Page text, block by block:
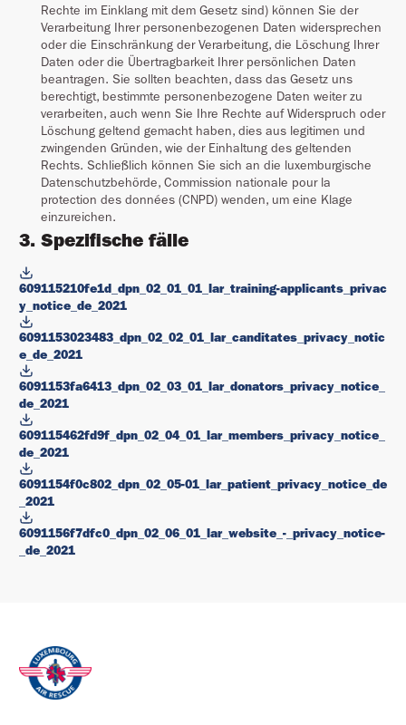
Rechte im Einklang mit dem Gesetz sind) können Sie der
Verarbeitung Ihrer personenbezogenen Daten widersprechen
oder die Einschränkung der Verarbeitung, die Löschung Ihrer
Daten oder die Übertragbarkeit Ihrer persönlichen Daten
beantragen. Sie sollten beachten, dass das Gesetz uns
berechtigt, bestimmte personenbezogene Daten weiter zu
verarbeiten, auch wenn Sie Ihre Rechte auf Widerspruch oder
Löschung geltend gemacht haben, dies aus legitimen und
zwingenden Gründen, wie der Einhaltung des geltenden
Rechts. Schließlich können Sie sich an die luxemburgische
Datenschutzbehörde, Commission nationale pour la
protection des données (CNPD) wenden, um eine Klage
einzureichen.
3. Spezifische fälle
609115210fe1d_dpn_02_01_01_lar_training-applicants_privac
y_notice_de_2021
6091153023483_dpn_02_02_01_lar_canditates_privacy_notic
e_de_2021
6091153fa6413_dpn_02_03_01_lar_donators_privacy_notice_
de_2021
609115462fd9f_dpn_02_04_01_lar_members_privacy_notice_
de_2021
6091154f0c802_dpn_02_05-01_lar_patient_privacy_notice_de
_2021
6091156f7dfc0_dpn_02_06_01_lar_website_-_privacy_notice-
_de_2021